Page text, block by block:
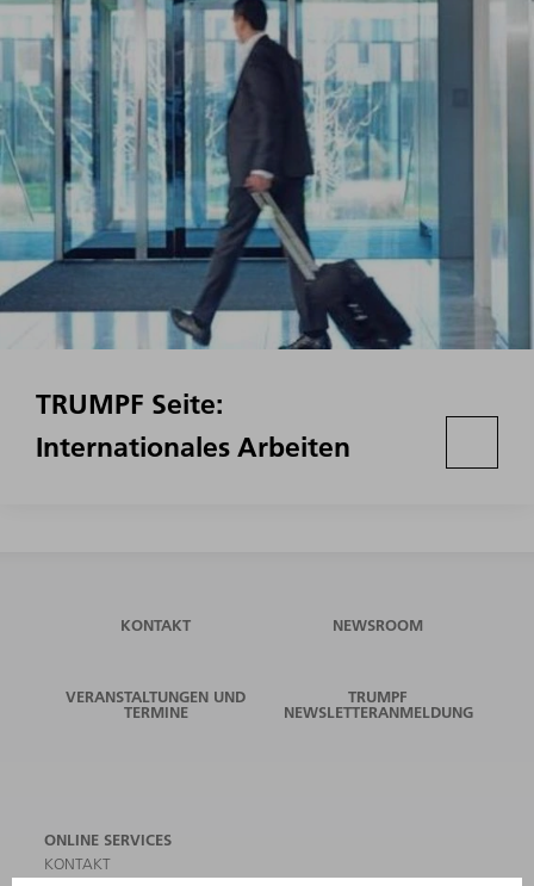
TRUMPF Seite:
Internationales Arbeiten
KONTAKT NEWSROOM
VERANSTALTUNGEN UND
TERMINE
TRUMPF
NEWSLETTERANMELDUNG
ONLINE SERVICES
KONTAKT